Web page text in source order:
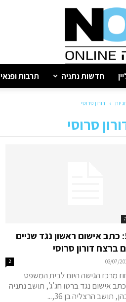
נתניה
חדשות נתניה תרבות ופנאי
דורון סרוסי
סרוסי
פרשה 512: כתב אישום ראשון נגד שניים
ברצח דורון סרוסי
03/07/
2
מרכז הגישה היום לבית המשפט
אישום נגד ברטו חג'ג', תושב נתניה